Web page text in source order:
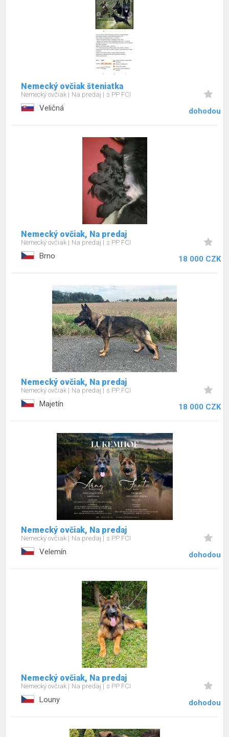
Nemecký ovčiak šteniatka
Nemecký ovčiak Na predaj s PP FCI
Veličná dohodou
Nemecký ovčiak, Na predaj
Nemecký ovčiak Na predaj s PP FCI
Brno 18 000 CZK
Nemecký ovčiak, Na predaj
Nemecký ovčiak Na predaj s PP FCI
Majetín 18 000 CZK
Nemecký ovčiak, Na predaj
Nemecký ovčiak Na predaj s PP FCI
Velemín dohodou
Nemecký ovčiak, Na predaj
Nemecký ovčiak Na predaj s PP FCI
Louny dohodou